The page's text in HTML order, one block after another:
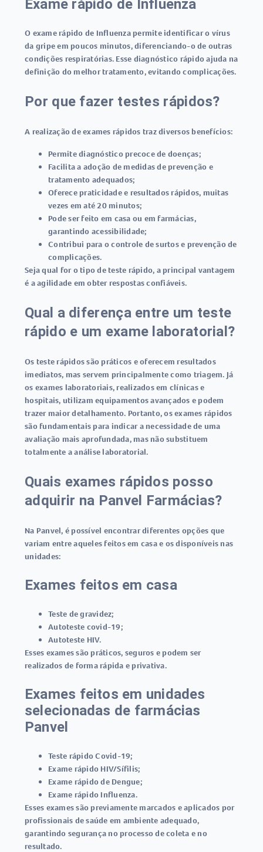
Exame rápido de Influenza
O exame rápido de Influenzapermite identificar o vírus
da gripe em poucos minutos, diferenciando-o de outras
condições respiratórias. Esse diagnóstico rápido ajuda na
definição do melhor tratamento, evitando complicações.
Por que fazer testes rápidos?
A realização de exames rápidos traz diversos benefícios:
Permite diagnóstico precoce de doenças;
Facilita a adoção de medidas de prevenção e
tratamento adequados;
Oferece praticidade e resultados rápidos, muitas
vezes em até 20 minutos;
Pode ser feito em casa ou em farmácias,
garantindo acessibilidade;
Contribui para o controle de surtos e prevenção de
complicações.
Seja qual for o tipo de teste rápido, a principal vantagem
é a agilidade em obter respostas confiáveis.
Qual a diferença entre um teste
rápido e um exame laboratorial?
Os teste rápidossão práticos e oferecem resultados
imediatos, mas servem principalmente como triagem. Já
os exames laboratoriais, realizados em clínicas e
hospitais, utilizam equipamentos avançados e podem
trazer maior detalhamento. Portanto, os exames rápidos
são fundamentais para indicar a necessidade de uma
avaliação mais aprofundada, mas não substituem
totalmente a análise laboratorial.
Quais exames rápidos posso
adquirir na Panvel Farmácias?
Na Panvel, é possível encontrar diferentes opções que
variam entre aqueles feitos em casa e os disponíveis nas
unidades:
Exames feitos em casa
Teste de gravidez;
Autoteste covid-19;
Autoteste HIV.
Esses exames são práticos, seguros e podem ser
realizados de forma rápida e privativa.
Exames feitos em unidades
selecionadas de farmácias
Panvel
Teste rápido Covid-19;
Exame rápido HIV/Sífilis;
Exame rápido de Dengue;
Exame rápido Influenza.
Esses exames são previamente marcados e aplicados por
profissionais de saúde em ambiente adequado,
garantindo segurança no processo de coleta e no
resultado.